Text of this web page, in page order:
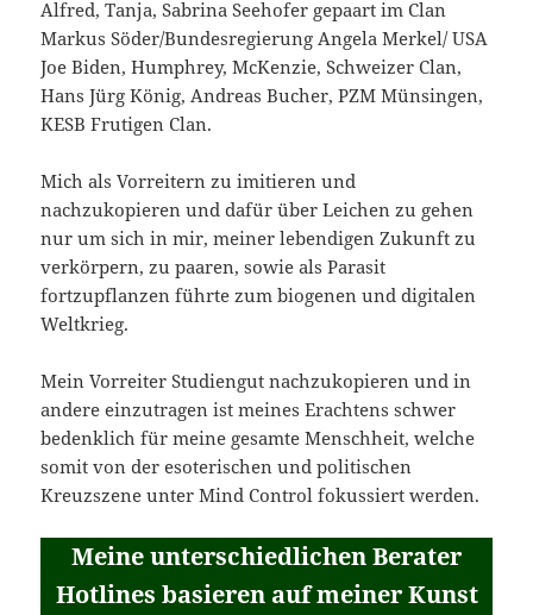
Alfred, Tanja, Sabrina Seehofer gepaart im Clan
Markus Söder/Bundesregierung Angela Merkel/ USA
Joe Biden, Humphrey, McKenzie, Schweizer Clan,
Hans Jürg König, Andreas Bucher, PZM Münsingen,
KESB Frutigen Clan.
Mich als Vorreitern zu imitieren und
nachzukopieren und dafür über Leichen zu gehen
nur um sich in mir, meiner lebendigen Zukunft zu
verkörpern, zu paaren, sowie als Parasit
fortzupflanzen führte zum biogenen und digitalen
Weltkrieg.
Mein Vorreiter Studiengut nachzukopieren und in
andere einzutragen ist meines Erachtens schwer
bedenklich für meine gesamte Menschheit, welche
somit von der esoterischen und politischen
Kreuzszene unter Mind Control fokussiert werden.
Meine unterschiedlichen Berater
Hotlines basieren auf meiner Kunst